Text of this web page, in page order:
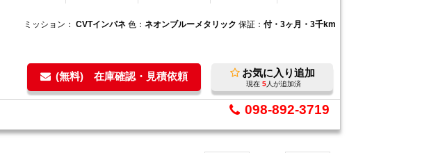
ミッション： CVTインパネ 色： ネオンブルーメタリック 保証： 付・3ヶ月・3千km
(無料) 在庫確認・見積依頼 お気に入り追加
現在 5人が追加済
098-892-3719